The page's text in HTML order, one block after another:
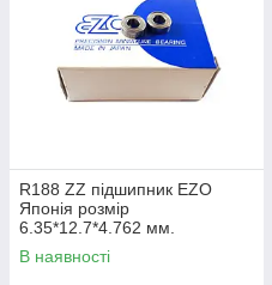
R188 ZZ підшипник EZO
Японія розмір
6.35*12.7*4.762 мм.
В наявності